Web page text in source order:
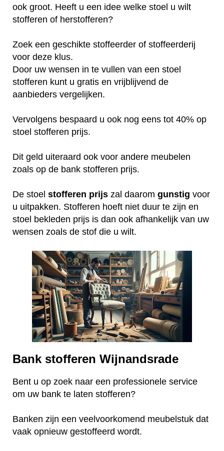
ook groot. Heeft u een idee welke stoel u wilt
stofferen of herstofferen?
Zoek een geschikte stoffeerder of stoffeerderij
voor deze klus.
Door uw wensen in te vullen van een stoel
stofferen kunt u gratis en vrijblijvend de
aanbieders vergelijken.
Vervolgens bespaard u ook nog eens tot 40% op
stoel stofferen prijs.
Dit geld uiteraard ook voor andere meubelen
zoals op de bank stofferen prijs.
De stoel stofferen prijs zal daarom gunstig voor
u uitpakken. Stofferen hoeft niet duur te zijn en
stoel bekleden prijs is dan ook afhankelijk van uw
wensen zoals de stof die u wilt.
Bank stofferen Wijnandsrade
Bent u op zoek naar een professionele service
om uw bank te laten stofferen?
Banken zijn een veelvoorkomend meubelstuk dat
vaak opnieuw gestoffeerd wordt.